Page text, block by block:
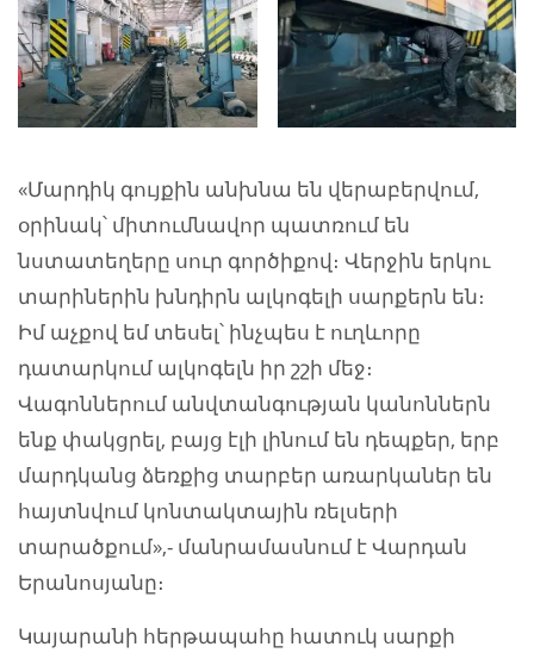
«Մարդիկ գույքին անխնա են վերաբերվում,
օրինակ՝ միտումնավոր պատռում են
նստատեղերը սուր գործիքով։ Վերջին երկու
տարիներին խնդիրն ալկոգելի սարքերն են։
Իմ աչքով եմ տեսել՝ ինչպես է ուղևորը
դատարկում ալկոգելն իր շշի մեջ։
Վագոններում անվտանգության կանոններն
ենք փակցրել, բայց էլի լինում են դեպքեր, երբ
մարդկանց ձեռքից տարբեր առարկաներ են
հայտնվում կոնտակտային ռելսերի
տարածքում»,- մանրամասնում է Վարդան
Երանոսյանը։
Կայարանի հերթապահը հատուկ սարքի